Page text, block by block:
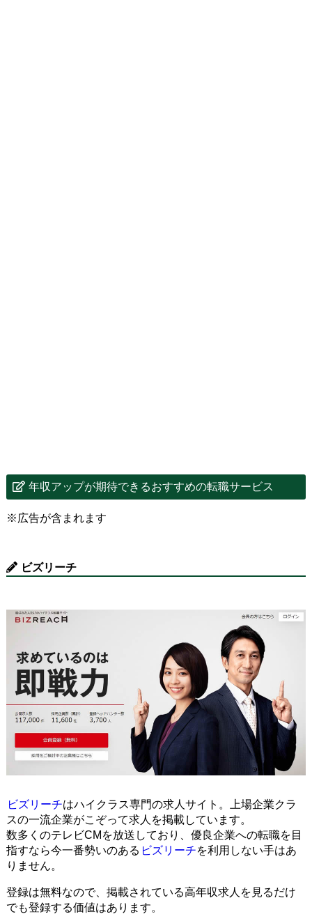
年収アップが期待できるおすすめの転職サービス
※広告が含まれます
ビズリーチ
ビズリーチはハイクラス専門の求人サイト。上場企業クラ
スの一流企業がこぞって求人を掲載しています。
数多くのテレビCMを放送しており、優良企業への転職を目
指すなら今一番勢いのある ビズリーチを利用しない手はあ
りません。
登録は無料なので、掲載されている高年収求人を見るだけ
でも登録する価値はあります。